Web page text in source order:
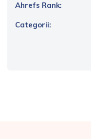
Ahrefs Rank:
Categorii: